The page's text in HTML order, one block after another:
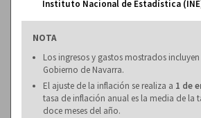
Instituto Nacional de Estadística
NOTA
Los ingresos y gastos mostrados
Gobierno de Navarra.
El ajuste de la inflación se realiza a 1 de
tasa de inflación anual es la media de la
doce meses del año.